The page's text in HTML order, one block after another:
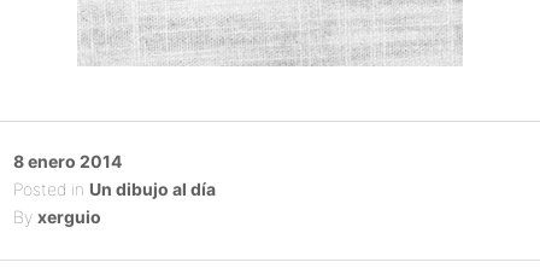
Posted
on
8 enero 2014
Posted in Un dibujo al día
By xerguio